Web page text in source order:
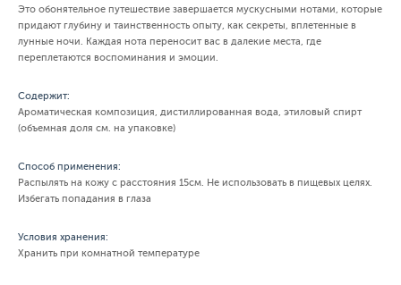
Это обонятельное путешествие завершается мускусными нотами, которые
придают глубину и таинственность опыту, как секреты, вплетенные в
лунные ночи. Каждая нота переносит вас в далекие места, где
переплетаются воспоминания и эмоции.
Содержит:
Ароматическая композиция, дистиллированная вода, этиловый спирт
(объемная доля см. на упаковке)
Способ применения:
Распылять на кожу с расстояния 15см. Не использовать в пищевых целях.
Избегать попадания в глаза
Условия хранения:
Хранить при комнатной температуре